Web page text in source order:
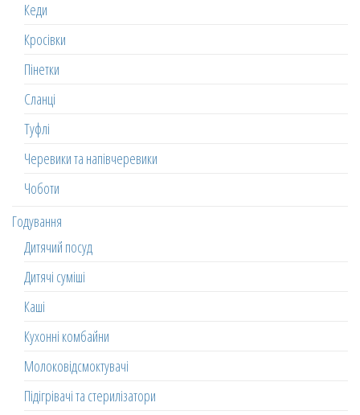
Кеди
Кросівки
Пінетки
Сланці
Туфлі
Черевики та напівчеревики
Чоботи
Годування
Дитячий посуд
Дитячі суміші
Каші
Кухонні комбайни
Молоковідсмоктувачі
Підігрівачі та стерилізатори